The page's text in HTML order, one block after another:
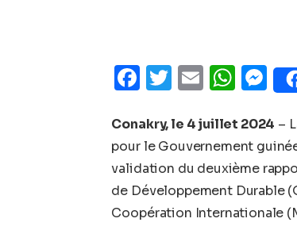
Facebook
Twitter
Email
Conakry, le 4 juillet 2024 –
pour le Gouvernement
validation du deuxième
de Développement Durable
Coopération Internationale